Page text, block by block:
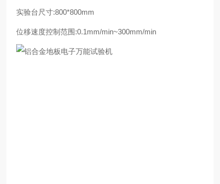
实验台尺寸:800*800mm
位移速度控制范围:0.1mm/min~300mm/min